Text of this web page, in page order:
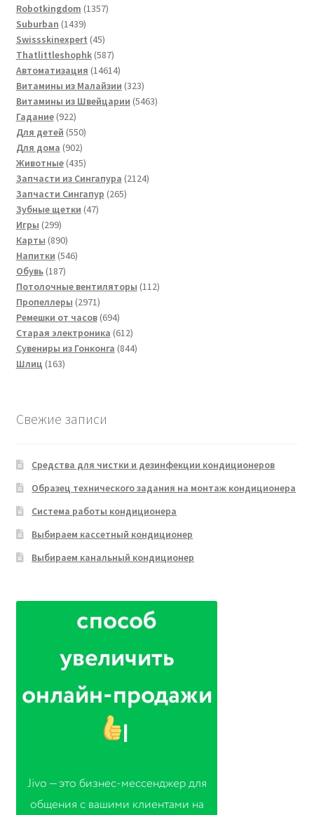
товаров
Robotkingdom 13571357
Suburban 14391439
товаров
Swissskinexpert 4545
товаров
Thatlittleshophk 587587
товаров
Автоматизация 1461414614
товаров
Витамины из Малайзии 323323
товара
Витамины из Швейцарии 54635463
Гадание 922922
товара
Для детей 550550
Для дома 902902
товара
Животные 435435
товаров
Запчасти из Сингапура 21242124
Запчасти Сингапур 265265
Зубные щетки 4747
Игры 299299
товаров
Карты 890890
товаров
Напитки 546546
Обувь 187187
товаров
Потолочные вентиляторы 112112
Пропеллеры 29712971
товар
Ремешки от часов 694694
товара
Старая электроника 612612
товаров
Сувениры из Гонконга 844844
Шлиц 163163
Свежие записи
Средства для чистки и дезинфекции кондиционеров
Образец технического задания на монтаж кондиционера
Система работы кондиционера
Выбираем кассетный кондиционер
Выбираем канальный кондиционер